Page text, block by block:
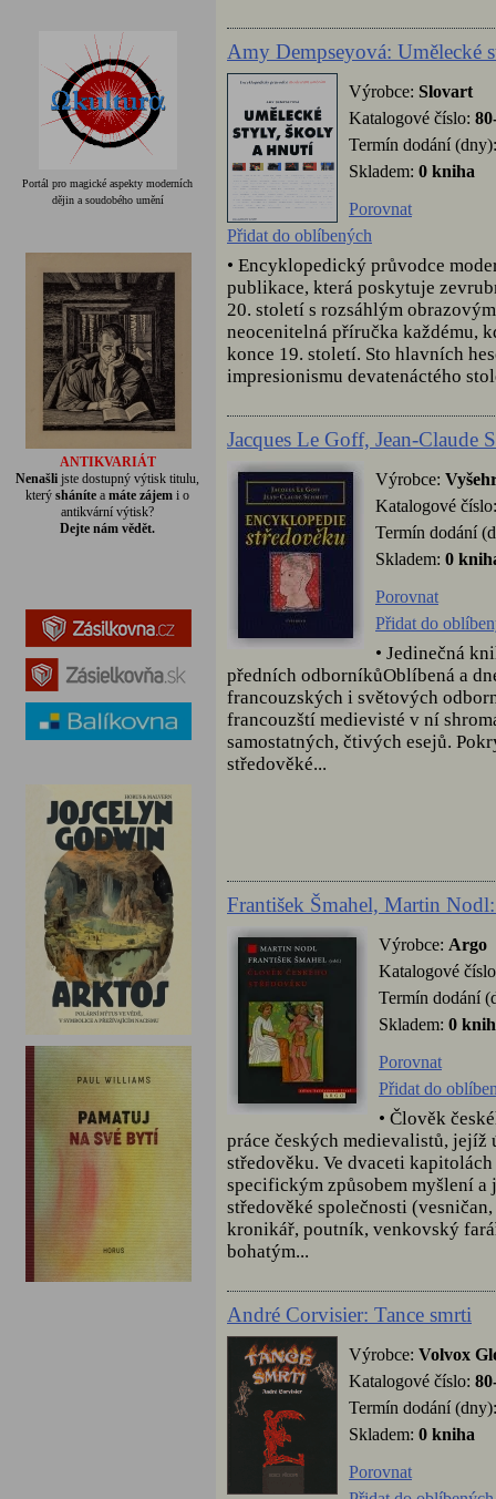
Portál pro magické aspekty moderních
dějin a soudobého umění
ANTIKVARIÁT
Nenašli jste dostupný výtisk titulu,
kterýsháníte amáte zájem i o
antikvární výtisk?
Dejte nám vědět.
Amy Dempseyová: Umělecké
Výrobce: Slovart
Katalogové číslo:
Termín dodání (dny):
Skladem: 0 kniha
Porovnat
Přidat do oblíbených
• Encyklopedický průvodce
publikace, která poskytuje
20. století s rozsáhlým
neocenitelná příručka každému,
konce 19. století. Sto hlavních
impresionismu devatenáctého
Jacques Le Goff, Jean-Claude
Výrobce:
Katalogové
Termín dodání
Skladem: 0
Porovnat
Přidat do
• Jedinečná
předních odborníkůOblíbená a
francouzských i světových
francouzští medievisté v ní
samostatných, čtivých esejů.
středověké...
František Šmahel, Martin
Výrobce: Argo
Katalogové
Termín dodání
Skladem: 0
Porovnat
Přidat do
• Člověk
práce českých medievalistů, jejíž
středověku. Ve dvaceti
specifickým způsobem myšlení
středověké společnosti
kronikář, poutník, venkovský
bohatým...
André Corvisier: Tance smrti
Výrobce: Volvox
Katalogové číslo:
Termín dodání (dny):
Skladem: 0 kniha
Porovnat